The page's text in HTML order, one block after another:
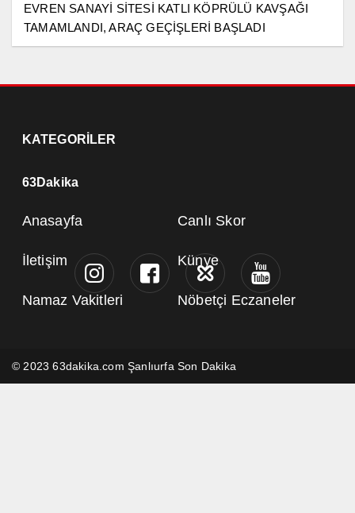
EVREN SANAYİ SİTESİ KATLI KÖPRÜLÜ KAVŞAĞI
TAMAMLANDI, ARAÇ GEÇİŞLERİ BAŞLADI
KATEGORİLER
63Dakika
Anasayfa Canlı Skor
İletişim Künye
Namaz Vakitleri Nöbetçi Eczaneler
© 2023 63dakika.com Şanlıurfa Son Dakika